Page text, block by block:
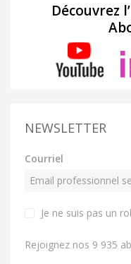
Découvrez
NEWSLETTER
Courriel
Je ne suis pas un
Rejoignez nos 9 935